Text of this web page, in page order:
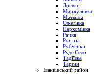
Логвин
Мармуліївка
Матвіїха
Ожегівка
Пархомівка
Рачки
Рогізна
Рубченки
Руде Село
Тадіївка
Тарган
Іванківський район